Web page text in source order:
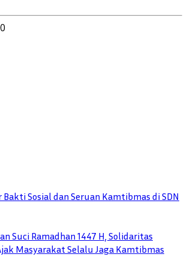
Bakti Sosial dan Seruan Kamtibmas di SDN
Suci Ramadhan 1447 H, Solidaritas
Masyarakat Selalu Jaga Kamtibmas